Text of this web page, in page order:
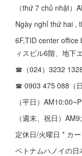
（thứ 7 chủ nhật）
Ngày nghỉ thứ hai ,
6F,TID center office
ィスビル6階、地下
☎︎（024）3232
☎︎ 0903 475 088（日
（平日）
（週末、祝日）
定休日/火曜日 * カ
ベトナムハノイの